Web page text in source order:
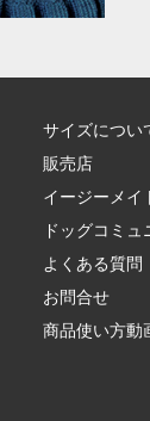
サイズについ
販売店
イージーメイ
ドッグコミュ
よくある質問
お問合せ
商品使い方動